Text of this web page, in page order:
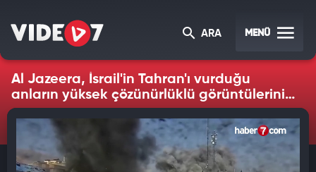
ARA MENÜ
Al Jazeera, İsrail'in Tahran'ı vurduğu
anların yüksek çözünürlüklü görüntülerini
yayınladı